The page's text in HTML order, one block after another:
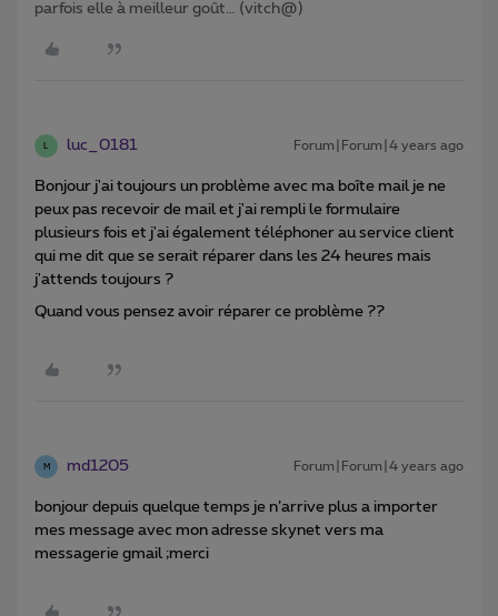
parfois elle à meilleur goût… (vitch@)
luc_0181 Forum|Forum|4 years ago
Bonjour j'ai toujours un problème avec ma boîte mail je ne
peux pas recevoir de mail et j'ai rempli le formulaire
plusieurs fois et j'ai également téléphoner au service client
qui me dit que se serait réparer dans les 24 heures mais
j'attends toujours ?
Quand vous pensez avoir réparer ce problème ??
M md1205 Forum|Forum|4 years ago
bonjour depuis quelque temps je n’arrive plus a importer
mes message avec mon adresse skynet vers ma
messagerie gmail ;merci